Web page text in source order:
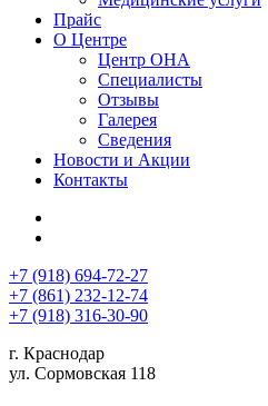
Прайс
О Центре
Центр ОНА
Специалисты
Отзывы
Галерея
Сведения
Новости и Акции
Контакты
+7 (918) 694-72-27
+7 (861) 232-12-74
+7 (918) 316-30-90
г. Краснодар
ул. Сормовская 118